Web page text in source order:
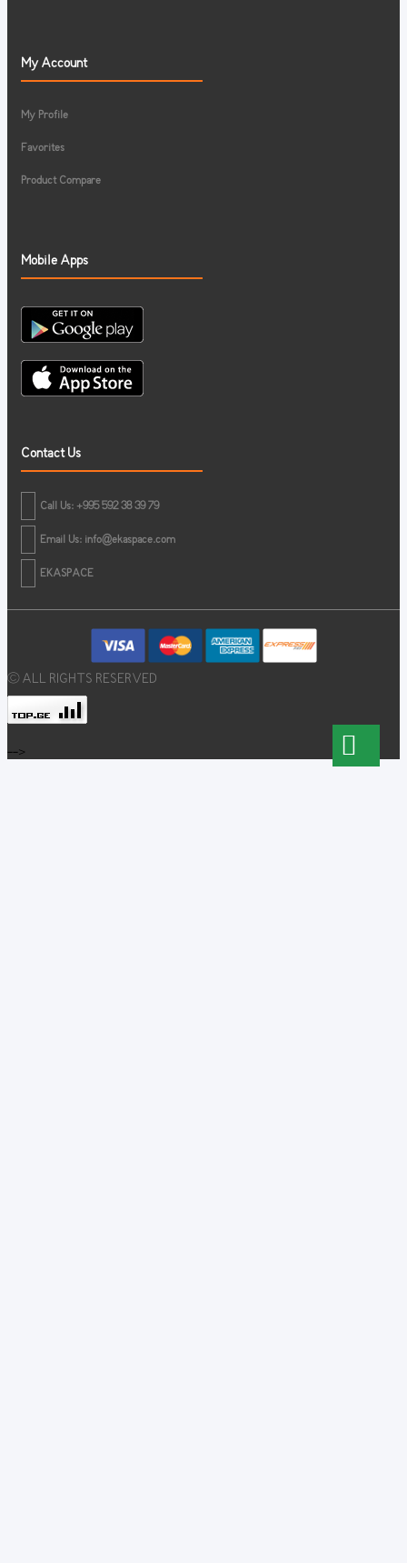
My Account
My Profile
Favorites
Product Compare
Mobile Apps
Contact Us
Call Us: +995 592 38 39 79
Email Us: info@ekaspace.com
EKASPACE
© ALL RIGHTS RESERVED
-->